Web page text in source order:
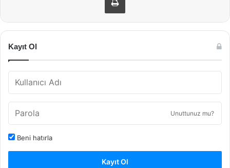
Kayıt Ol
Unuttunuz mu?
Beni hatırla
Kayıt Ol